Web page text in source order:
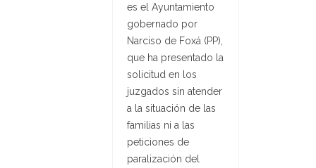
es el Ayuntamiento
gobernado por
Narciso de Foxá (PP),
que ha presentado la
solicitud en los
juzgados sin atender
a la situación de las
familias ni a las
peticiones de
paralización del